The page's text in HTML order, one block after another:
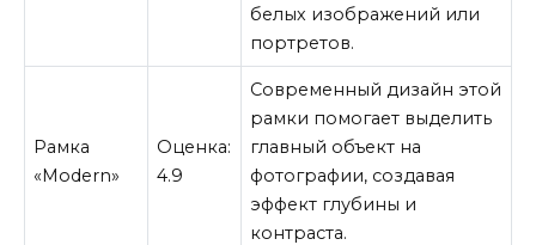
белых изображений или
портретов.
Рамка
«Modern»
Оценка:
4.9
Современный дизайн этой
рамки помогает выделить
главный объект на
фотографии, создавая
эффект глубины и
контраста.